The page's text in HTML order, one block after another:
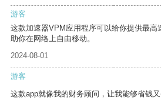
游客
这款加速器VPM应用程序可以给你提供最高
助你在网络上自由移动。
2024-08-01
游客
这款app就像我的财务顾问，让我能够省钱又